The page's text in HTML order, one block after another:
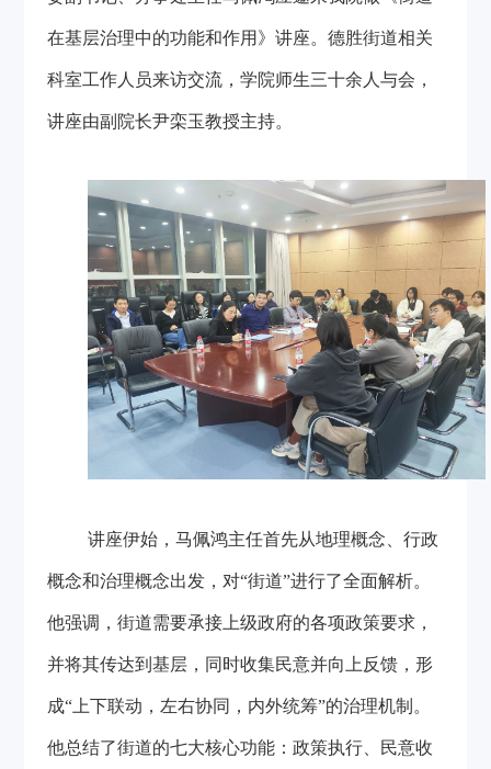
在基层治理中的功能和作用》讲座。德胜街道相关
科室工作人员来访交流，学院师生三十余人与会，
讲座由副院长尹栾玉教授主持。
讲座伊始，马佩鸿主任首先从地理概念、行政
概念和治理概念出发，对“街道”进行了全面解析。
他强调，街道需要承接上级政府的各项政策要求，
并将其传达到基层，同时收集民意并向上反馈，形
成“上下联动，左右协同，内外统筹”的治理机制。
他总结了街道的七大核心功能：政策执行、民意收